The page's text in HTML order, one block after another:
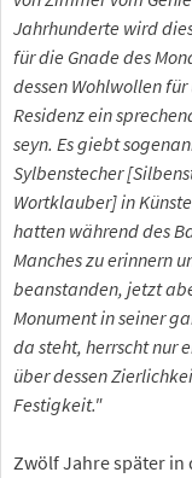
Jahrhunderte wird
für die Gnade des
dessen Wohlwollen für
Residenz ein
seyn. Es giebt
Sylbenstecher
Wortklauber] in
hatten während des
Manches zu erinnern
beanstanden, jetzt
Monument in seiner
da steht, herrscht nur
über dessen
Festigkeit."
Zwölf Jahre später in